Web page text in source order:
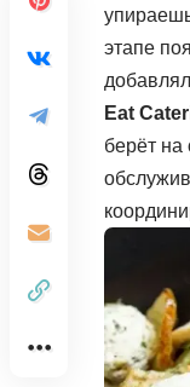
этапе
Eat
берёт на